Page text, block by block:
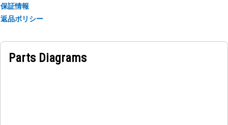
保証情報
返品ポリシー
Parts Diagrams